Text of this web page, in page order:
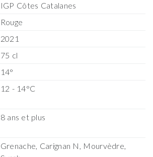
IGP Côtes Catalanes
Rouge
2021
75 cl
14°
12 - 14°C
8 ans et plus
Grenache, Carignan N, Mourvèdre,